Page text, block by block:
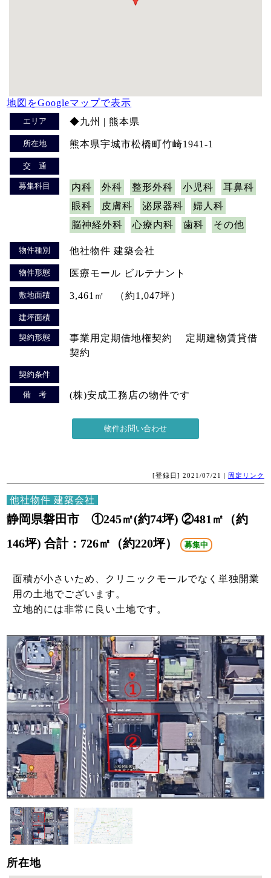
地図をGoogleマップで表示
エリア ◆九州 | 熊本県
所在地 熊本県宇城市松橋町竹崎1941-1
交 通
募集科目 内科 外科 整形外科 小児科
耳鼻科
眼科
皮膚科 泌尿器科
婦人科
脳神経外科
心療内科 歯科 その他
物件種別 他社物件 建築会社
物件形態 医療モール ビルテナント
敷地面積 3,461㎡ （約1,047坪）
建坪面積
契約形態
事業用定期借地権契約 定期建物賃貸借
契約
契約条件
備 考 (株)安成工務店の物件です
[登録日] 2021/07/21 | 固定リンク
他社物件 建築会社
静岡県磐田市 ①245㎡(約74坪) ②481㎡（約
146坪) 合計：726㎡（約220坪） 募集中
面積が小さいため、クリニックモールでなく単独開業
用の土地でございます。
立地的には非常に良い土地です。
所在地